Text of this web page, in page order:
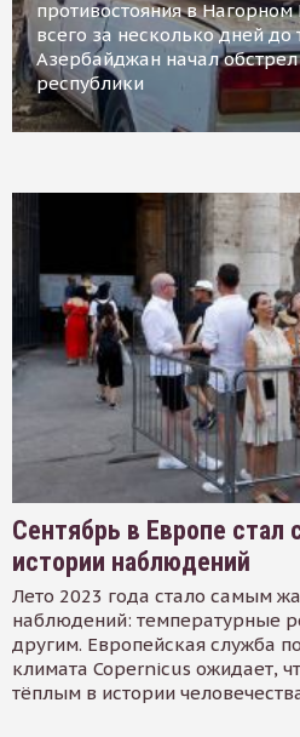
противостояния в
всего за несколько дней до
Азербайджан начал
республики
Сентябрь в Европе
истории наблюдений
Лето 2023 года стало самым
наблюдений: температурные
другим. Европейская служба
климата Copernicus ожидает,
тёплым в истории